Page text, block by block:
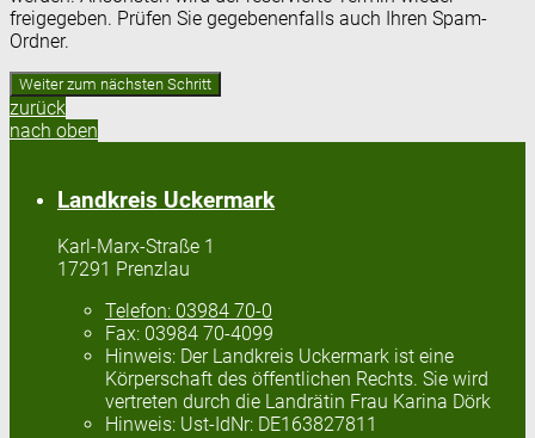
freigegeben. Prüfen Sie gegebenenfalls auch Ihren Spam-
Ordner.
zurück
nach oben
Landkreis Uckermark
Karl-Marx-Straße 1
17291 Prenzlau
Telefon: 03984 70-0
Fax: 03984 70-4099
Hinweis: Der Landkreis Uckermark ist eine
Körperschaft des öffentlichen Rechts. Sie wird
vertreten durch die Landrätin Frau Karina Dörk
Hinweis: Ust-IdNr: DE163827811